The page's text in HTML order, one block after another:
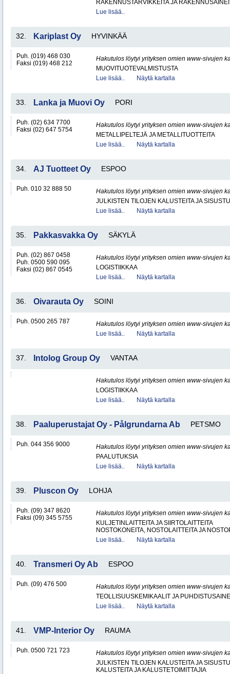
RAKENNUSTARVIKKEITA JA
Lue lisää..
32. Kariplast Oy HYVINKÄÄ
Puh. (019) 468 030
Faksi (019) 468 212
Hakutulos löytyi yrityksen omien www-sivujen
MUOVITUOTEVALMISTUSTA
Lue lisää..
Näytä kartalla
33. Lanka ja Muovi Oy PORI
Puh. (02) 634 7700
Faksi (02) 647 5754
Hakutulos löytyi yrityksen omien www-sivujen
METALLIPELTEJÄ JA METALLITUOTTEITA
Lue lisää..
Näytä kartalla
34. AJ Tuotteet Oy ESPOO
Puh. 010 32 888 50
Hakutulos löytyi yrityksen omien www-sivujen
JULKISTEN TILOJEN KALUSTEITA JA
Lue lisää..
Näytä kartalla
35. Pakkasvakka Oy SÄKYLÄ
Puh. (02) 867 0458
Puh. 0500 590 095
Faksi (02) 867 0545
Hakutulos löytyi yrityksen omien www-sivujen
LOGISTIIKKAA
Lue lisää..
Näytä kartalla
36. Oivarauta Oy SOINI
Puh. 0500 265 787
Hakutulos löytyi yrityksen omien www-sivujen
Lue lisää..
Näytä kartalla
37. Intolog Group Oy VANTAA
Hakutulos löytyi yrityksen omien www-sivujen
LOGISTIIKKAA
Lue lisää..
Näytä kartalla
38. Paaluperustajat Oy - Pålgrundarna Ab PETSMO
Puh. 044 356 9000
Hakutulos löytyi yrityksen omien www-sivujen
PAALUTUKSIA
Lue lisää..
Näytä kartalla
39. Pluscon Oy LOHJA
Puh. (09) 347 8620
Faksi (09) 345 5755
Hakutulos löytyi yrityksen omien www-sivujen
KULJETINLAITTEITA JA SIIRTOLAITTEITA
NOSTOKONEITA, NOSTOLAITTEITA JA
Lue lisää..
Näytä kartalla
40. Transmeri Oy Ab ESPOO
Puh. (09) 476 500
Hakutulos löytyi yrityksen omien www-sivujen
TEOLLISUUSKEMIKAALIT JA
Lue lisää..
Näytä kartalla
41. VMP-Interior Oy RAUMA
Puh. 0500 721 723
Hakutulos löytyi yrityksen omien www-sivujen
JULKISTEN TILOJEN KALUSTEITA JA
KALUSTEITA JA KALUSTETOIMITTAJIA